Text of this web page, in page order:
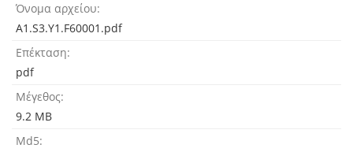
Όνομα αρχείου
A1.S3.Y1.F60001.pdf
Επέκταση
pdf
Μέγεθος
9.2 MB
Md5